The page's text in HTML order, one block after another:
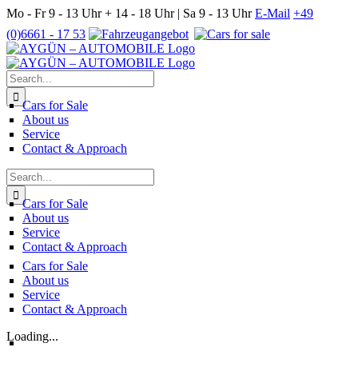
Skip
to
content
Mo - Fr 9 - 13 Uhr + 14 - 18 Uhr | Sa 9 - 13 Uhr E-Mail +49
(0)6661 - 17 53
Search
for:
Cars for Sale
About us
Service
Contact & Approach
Search
for:
Cars for Sale
About us
Service
Contact & Approach
Cars for Sale
About us
Service
Contact & Approach
Loading...